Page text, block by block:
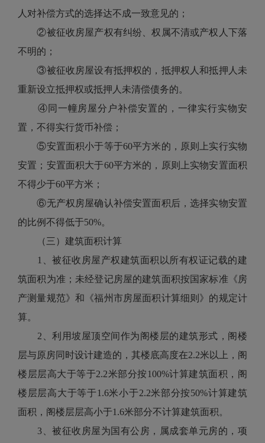
人对补偿方式的选择达不成一致意见的；
②被征收房屋产权有纠纷、权属不清或产权人下落
不明的；
③被征收房屋设有抵押权的，抵押权人和抵押人未
重新设立抵押权或抵押人未清偿债务的。
④同一幢房屋分户补偿安置的，一律实行实物安
置，不得实行货币补偿；
⑤安置面积小于等于60平方米的，原则上实行实物
安置；安置面积大于60平方米的，原则上实物安置面积
不得少于60平方米；
⑥无产权房屋确认补偿安置面积后，选择实物安置
的比例不得低于50%。
（三）建筑面积计算
1、被征收房屋产权建筑面积以所有权证记载的建
筑面积为准；未经登记房屋的建筑面积按国家标准《房
产测量规范》和《福州市房屋面积计算细则》的规定计
算。
2、利用坡屋顶空间作为阁楼层的建筑形式，阁楼
层与原房同时设计建造的，其楼底高度在2.2米以上，阁
楼层层高大于等于2.2米部分按100%计算建筑面积，阁
楼层层高大于等于1.6米小于2.2米部分按50%计算建筑
面积，阁楼层层高小于1.6米部分不计算建筑面积。
3、被征收房屋为国有公房，属成套单元房的，项